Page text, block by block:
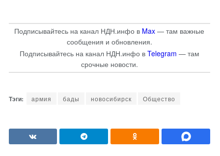
Подписывайтесь на канал НДН.инфо в Max — там важные
сообщения и обновления.
Подписывайтесь на канал НДН.инфо в Telegram — там
срочные новости.
армия бады новосибирск Общество